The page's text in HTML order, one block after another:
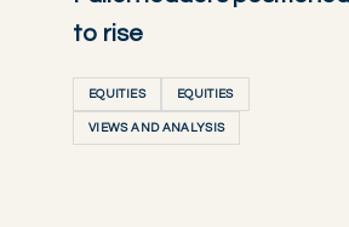
to rise
EQUITIES EQUITIES
VIEWS AND ANALYSIS